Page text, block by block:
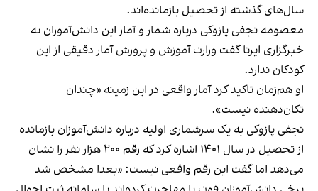
سال‌های گذشته از تحصیل بازمانده‌اند.
معصومه نجفی پازوکی درباره شمار و آمار این دانش‌آموزان به
خبرگزاری ایرنا گفت وزارت آموزش و پرورش آمار دقیقی از این
کودکان ندارد.
او هم‌زمان تاکید کرد آمار واقعی در این زمینه «چندان
تکان‌دهنده نیست».
نجفی پازوکی به یک سرشماری اولیه درباره دانش‌آموزان بازمانده
از تحصیل در سال ۱۴۰۱ اشاره کرد که رقم ۲۰۰ هزار نفر را نشان
می‌دهد اما گفت این رقم واقعی نیست: «بعدا مشخص شد